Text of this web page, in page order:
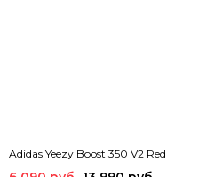
Adidas Yeezy Boost 350 V2 Red